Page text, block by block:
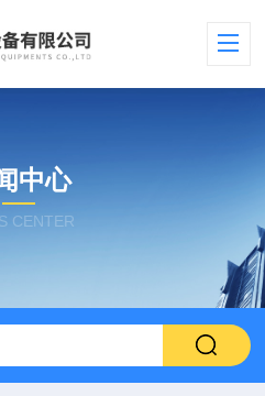
中心
CENTER